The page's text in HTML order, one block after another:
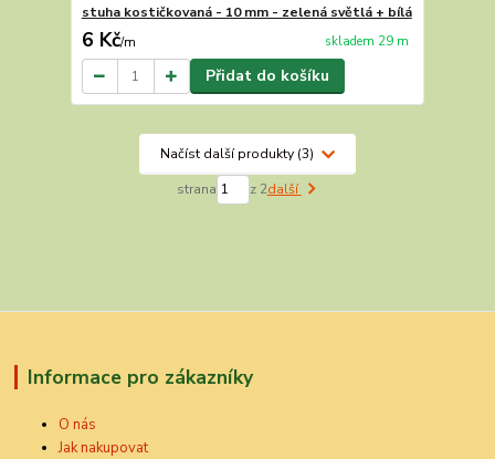
stuha kostičkovaná - 10 mm - zelená světlá + bílá
6 Kč/m skladem 29 m
Přidat do košíku
Načíst další produkty (3)
strana z 2další
Informace pro zákazníky
O nás
Jak nakupovat